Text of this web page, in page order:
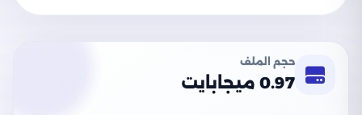
حجم الملف
0.97 ميجابايت